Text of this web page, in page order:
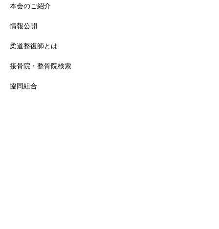
本会のご紹介
情報公開
柔道整復師とは
接骨院・整骨院検索
協同組合